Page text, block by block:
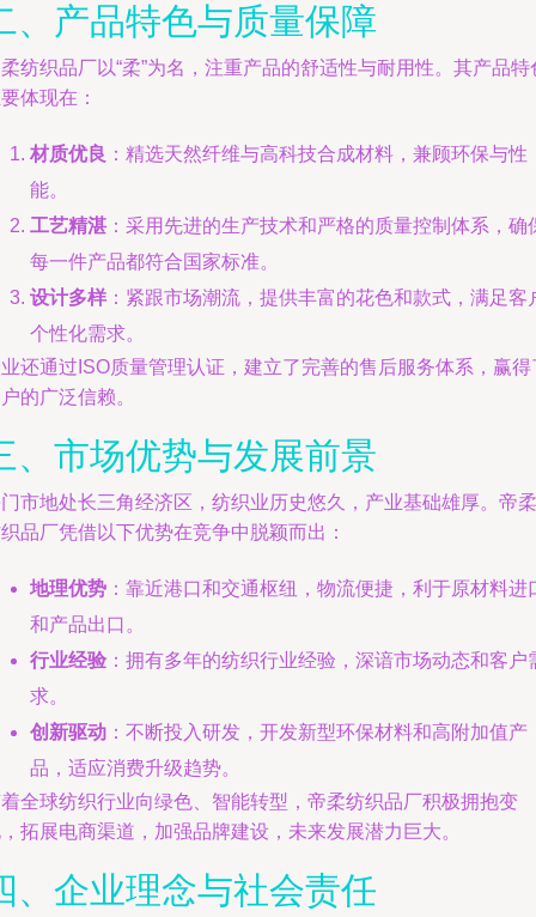
、产品特色与质量保障
纺织品厂以“柔”为名，注重产品的舒适性与耐用性。其产品特
体现在：
材质优良 ：精选天然纤维与高科技合成材料，兼顾环保与性
能。
工艺精湛 ：采用先进的生产技术和严格的质量控制体系，确
每一件产品都符合国家标准。
设计多样 ：紧跟市场潮流，提供丰富的花色和款式，满足客
个性化需求。
还通过ISO质量管理认证，建立了完善的售后服务体系，赢得
的广泛信赖。
、市场优势与发展前景
市地处长三角经济区，纺织业历史悠久，产业基础雄厚。帝柔
品厂凭借以下优势在竞争中脱颖而出：
地理优势 ：靠近港口和交通枢纽，物流便捷，利于原材料进
和产品出口。
行业经验 ：拥有多年的纺织行业经验，深谙市场动态和客户
求。
创新驱动 ：不断投入研发，开发新型环保材料和高附加值产
品，适应消费升级趋势。
全球纺织行业向绿色、智能转型，帝柔纺织品厂积极拥抱变
拓展电商渠道，加强品牌建设，未来发展潜力巨大。
、企业理念与社会责任